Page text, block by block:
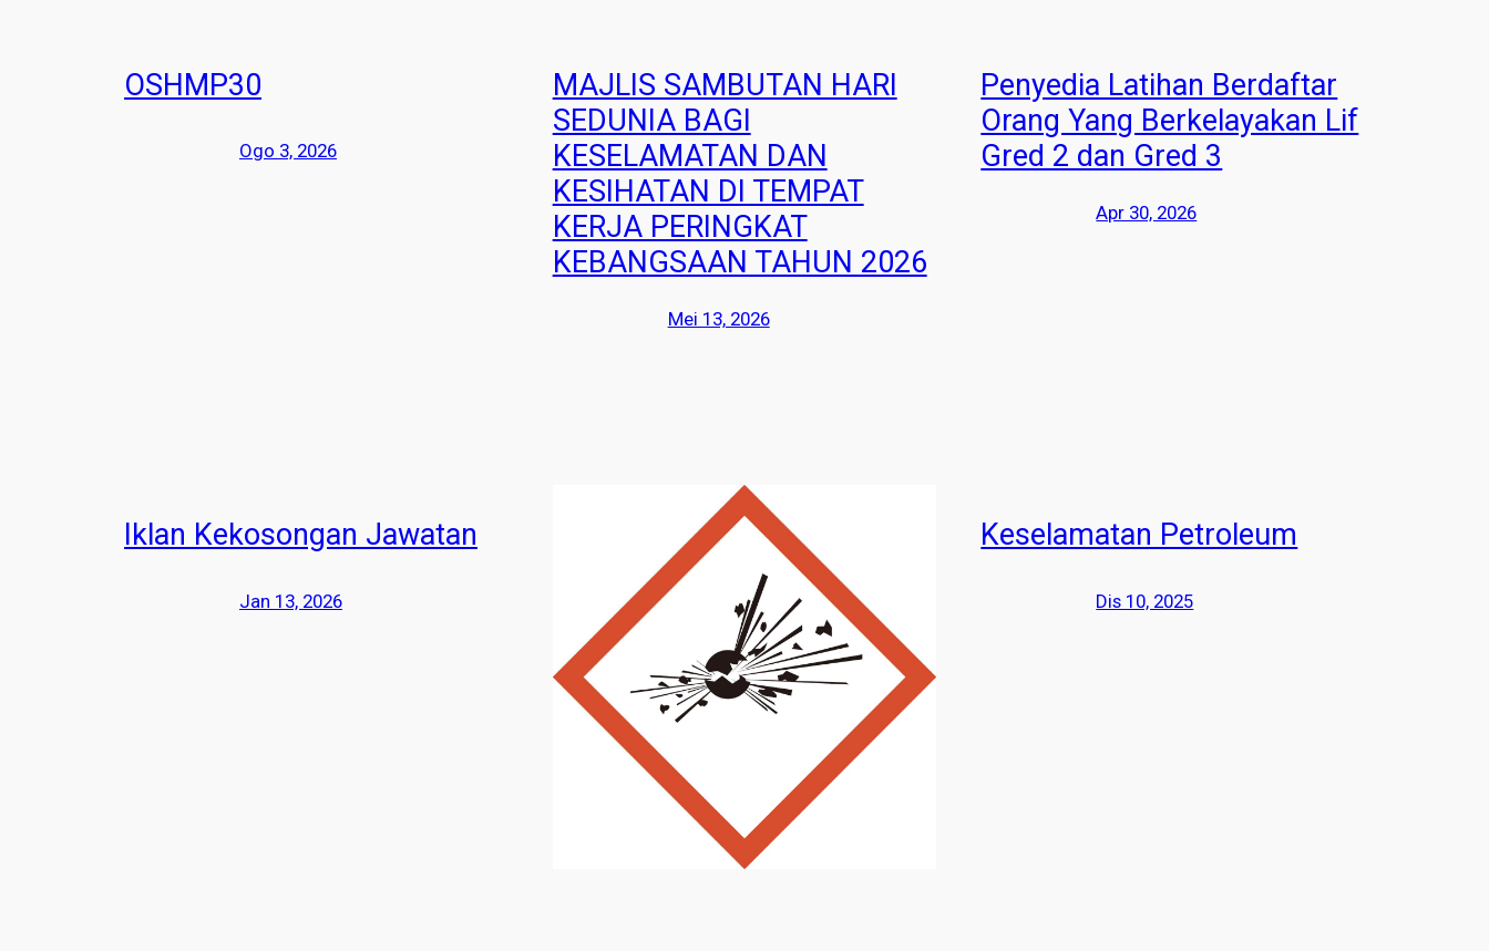
OSHMP30
Ogo 3, 2026
MAJLIS SAMBUTAN HARI
SEDUNIA BAGI
KESELAMATAN DAN
KESIHATAN DI TEMPAT
KERJA PERINGKAT
KEBANGSAAN TAHUN 2026
Mei 13, 2026
Penyedia Latihan Berdaftar
Orang Yang Berkelayakan Lif
Gred 2 dan Gred 3
Apr 30, 2026
Iklan Kekosongan Jawatan
Jan 13, 2026
Keselamatan Petroleum
Dis 10, 2025